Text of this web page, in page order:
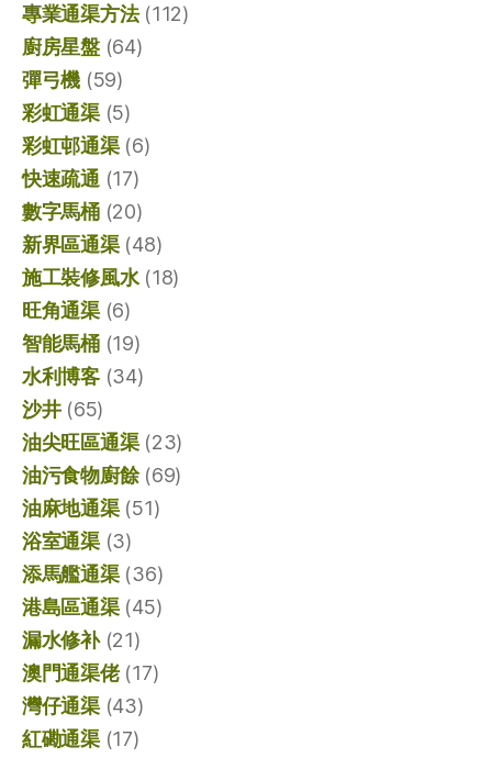
專業通渠方法(112)
廚房星盤(64)
彈弓機 (59)
彩虹通渠(5)
彩虹邨通渠(6)
快速疏通 (17)
數字馬桶(20)
新界區通渠(48)
施工裝修風水(18)
旺角通渠(6)
智能馬桶(19)
水利博客(34)
沙井(65)
油尖旺區通渠(23)
油污食物廚餘(69)
油麻地通渠(51)
浴室通渠(3)
添馬艦通渠(36)
港島區通渠(45)
漏水修补(21)
澳門通渠佬(17)
灣仔通渠(43)
紅磡通渠(17)